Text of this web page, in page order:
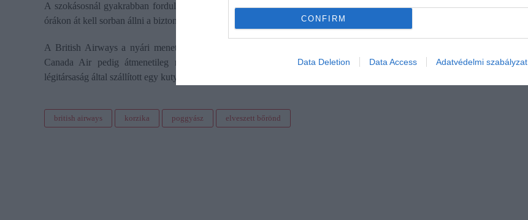
CONFIRM
Data Deletion Data Access Adatvédelmi szabályzat
A szokásosnál gyakrabban fordul elő, hogy elkeverednek a bőröndök, az utolsó pillanatban járatokat törölnek, vagy
órákon át kell sorban állni a biztonsági ellenőrzésnél.
A British Airways a nyári menetrendjéből összesen már 30 ezer járatot
Canada Air pedig átmenetileg nem fogad kéréseket állatok csomagtérben való szállítására, miután egy másik
légitársaság által szállított egy kutya elkeveredett a torontói reptéren,
british airways korzika poggyász elveszett bőrönd